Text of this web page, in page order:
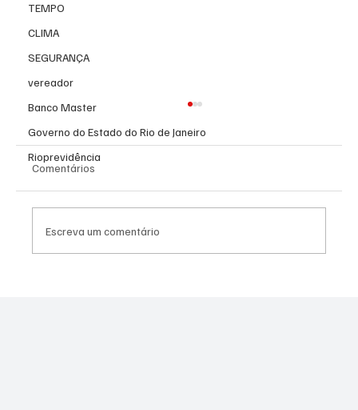
TEMPO
CLIMA
SEGURANÇA
vereador
Banco Master
Governo do Estado do Rio de Janeiro
Rioprevidência
Comentários
Escreva um comentário